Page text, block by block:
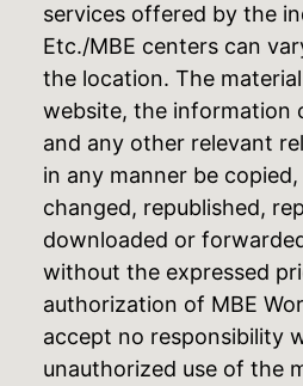
services offered by the
Etc./MBE centers can
the location. The
website, the information
and any other relevant
in any manner be
changed, republished,
downloaded or
without the expressed
authorization of MBE
accept no responsibility
unauthorized use of the